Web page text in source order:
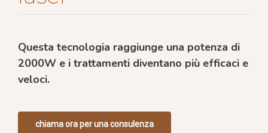
Questa tecnologia raggiunge una potenza di
2000W e i trattamenti diventano più efficaci e
veloci.
chiama ora per una consulenza